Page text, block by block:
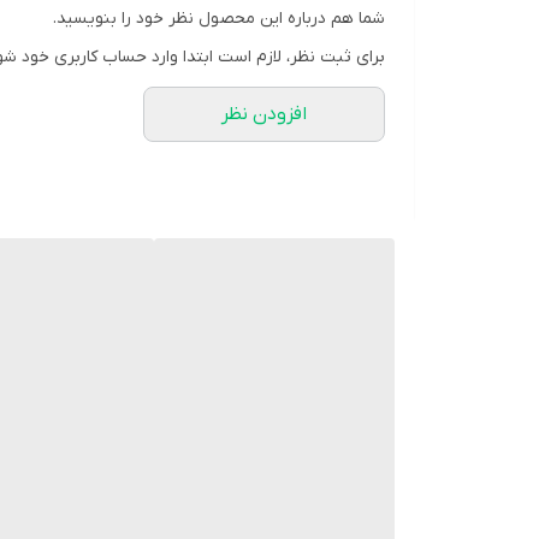
شما هم درباره این محصول نظر خود را بنویسید.
برای ثبت نظر، لازم است ابتدا وارد حساب کاربری خود
افزودن نظر